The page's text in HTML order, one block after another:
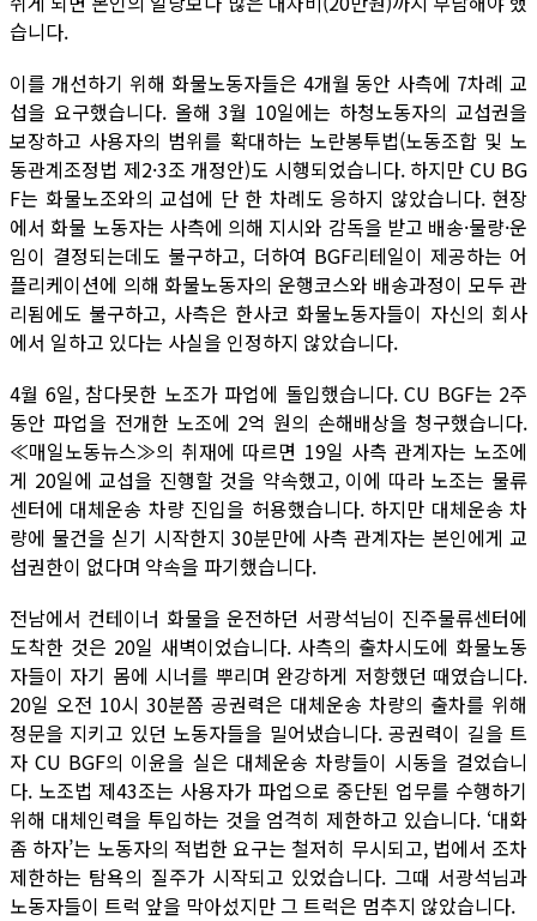
습니다.
이를 개선하기 위해 화물노동자들은 4개월 동안 사측에 7차례 교
섭을 요구했습니다. 올해 3월 10일에는 하청노동자의 교섭권을
보장하고 사용자의 범위를 확대하는 노란봉투법(노동조합 및 노
동관계조정법 제2·3조 개정안)도 시행되었습니다. 하지만 CU BG
F는 화물노조와의 교섭에 단 한 차례도 응하지 않았습니다. 현장
에서 화물 노동자는 사측에 의해 지시와 감독을 받고 배송·물량·운
임이 결정되는데도 불구하고, 더하여 BGF리테일이 제공하는 어
플리케이션에 의해 화물노동자의 운행코스와 배송과정이 모두 관
리됨에도 불구하고, 사측은 한사코 화물노동자들이 자신의 회사
에서 일하고 있다는 사실을 인정하지 않았습니다.
4월 6일, 참다못한 노조가 파업에 돌입했습니다. CU BGF는 2주
동안 파업을 전개한 노조에 2억 원의 손해배상을 청구했습니다.
≪매일노동뉴스≫의 취재에 따르면 19일 사측 관계자는 노조에
게 20일에 교섭을 진행할 것을 약속했고, 이에 따라 노조는 물류
센터에 대체운송 차량 진입을 허용했습니다. 하지만 대체운송 차
량에 물건을 싣기 시작한지 30분만에 사측 관계자는 본인에게 교
섭권한이 없다며 약속을 파기했습니다.
전남에서 컨테이너 화물을 운전하던 서광석님이 진주물류센터에
도착한 것은 20일 새벽이었습니다. 사측의 출차시도에 화물노동
자들이 자기 몸에 시너를 뿌리며 완강하게 저항했던 때였습니다.
20일 오전 10시 30분쯤 공권력은 대체운송 차량의 출차를 위해
정문을 지키고 있던 노동자들을 밀어냈습니다. 공권력이 길을 트
자 CU BGF의 이윤을 실은 대체운송 차량들이 시동을 걸었습니
다. 노조법 제43조는 사용자가 파업으로 중단된 업무를 수행하기
위해 대체인력을 투입하는 것을 엄격히 제한하고 있습니다. ‘대화
좀 하자’는 노동자의 적법한 요구는 철저히 무시되고, 법에서 조차
제한하는 탐욕의 질주가 시작되고 있었습니다. 그때 서광석님과
노동자들이 트럭 앞을 막아섰지만 그 트럭은 멈추지 않았습니다.